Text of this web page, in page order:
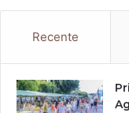
Recente